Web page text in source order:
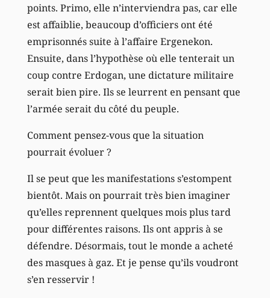
points. Primo, elle n’interviendra pas, car elle
est affaiblie, beaucoup d’officiers ont été
emprisonnés suite à l’affaire Ergenekon.
Ensuite, dans l’hypothèse où elle tenterait un
coup contre Erdogan, une dictature militaire
serait bien pire. Ils se leurrent en pensant que
l’armée serait du côté du peuple.
Comment pensez-vous que la situation
pourrait évoluer ?
Il se peut que les manifestations s’estompent
bientôt. Mais on pourrait très bien imaginer
qu’elles reprennent quelques mois plus tard
pour différentes raisons. Ils ont appris à se
défendre. Désormais, tout le monde a acheté
des masques à gaz. Et je pense qu’ils voudront
s’en resservir !